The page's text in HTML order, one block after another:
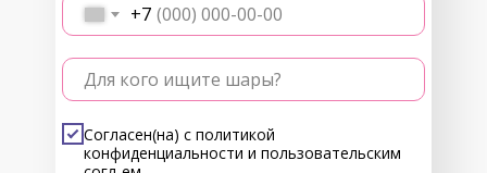
+7
Для кого ищите шары?
Согласен(на) с политикой
конфиденциальности и пользовательским